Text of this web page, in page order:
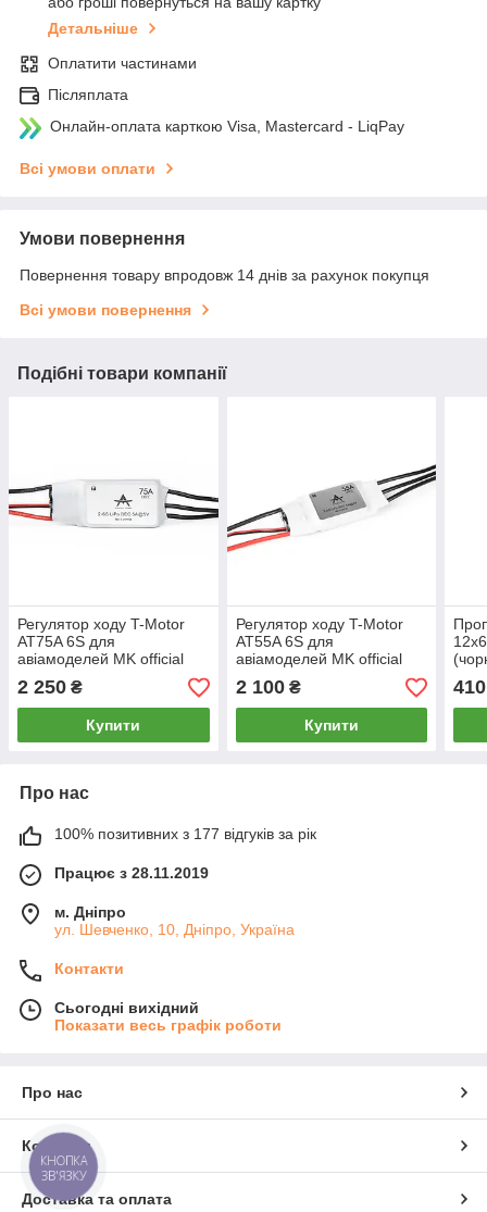
Детальніше
Оплатити частинами
Післяплата
Онлайн-оплата карткою Visa, Mastercard - LiqPay
Всі умови оплати
Умови повернення
Повернення товару впродовж 14 днів за рахунок покупця
Всі умови повернення
Подібні товари компанії
Регулятор ходу T-Motor
AT75A 6S для
авіамоделей MK official
2 250 ₴
Купити
Регулятор ходу T-Motor
AT55A 6S для
авіамоделей MK official
2 100₴
Купити
410
Про нас
100% позитивних з 177 відгуків за рік
Працює з 28.11.2019
м. Дніпро
ул. Шевченко, 10, Дніпро, Україна
Контакти
Сьогодні вихідний
Показати весь графік роботи
Про нас
Контакти
Доставка та оплата
КНОПКА
ЗВ'ЯЗКУ